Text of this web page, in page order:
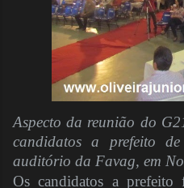
Aspecto da reunião do
candidatos a prefeito
auditório da Favag, em
Os candidatos a prefeito